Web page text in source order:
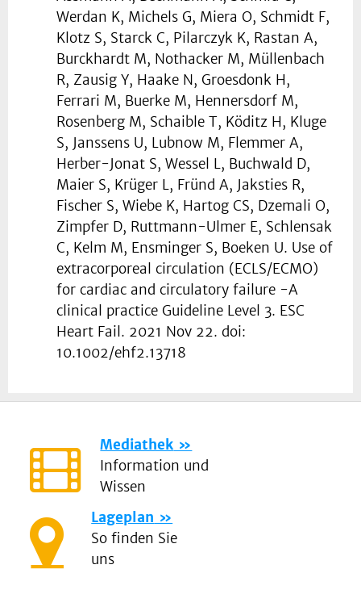
Werdan K, Michels G, Miera O, Schmidt F,
Klotz S, Starck C, Pilarczyk K, Rastan A,
Burckhardt M, Nothacker M, Müllenbach
R, Zausig Y, Haake N, Groesdonk H,
Ferrari M, Buerke M, Hennersdorf M,
Rosenberg M, Schaible T, Köditz H, Kluge
S, Janssens U, Lubnow M, Flemmer A,
Herber-Jonat S, Wessel L, Buchwald D,
Maier S, Krüger L, Fründ A, Jaksties R,
Fischer S, Wiebe K, Hartog CS, Dzemali O,
Zimpfer D, Ruttmann-Ulmer E, Schlensak
C, Kelm M, Ensminger S, Boeken U. Use of
extracorporeal circulation (ECLS/ECMO)
for cardiac and circulatory failure -A
clinical practice Guideline Level 3. ESC
Heart Fail. 2021 Nov 22. doi:
10.1002/ehf2.13718
Mediathek
Information und
Wissen
Lageplan
So finden Sie
uns